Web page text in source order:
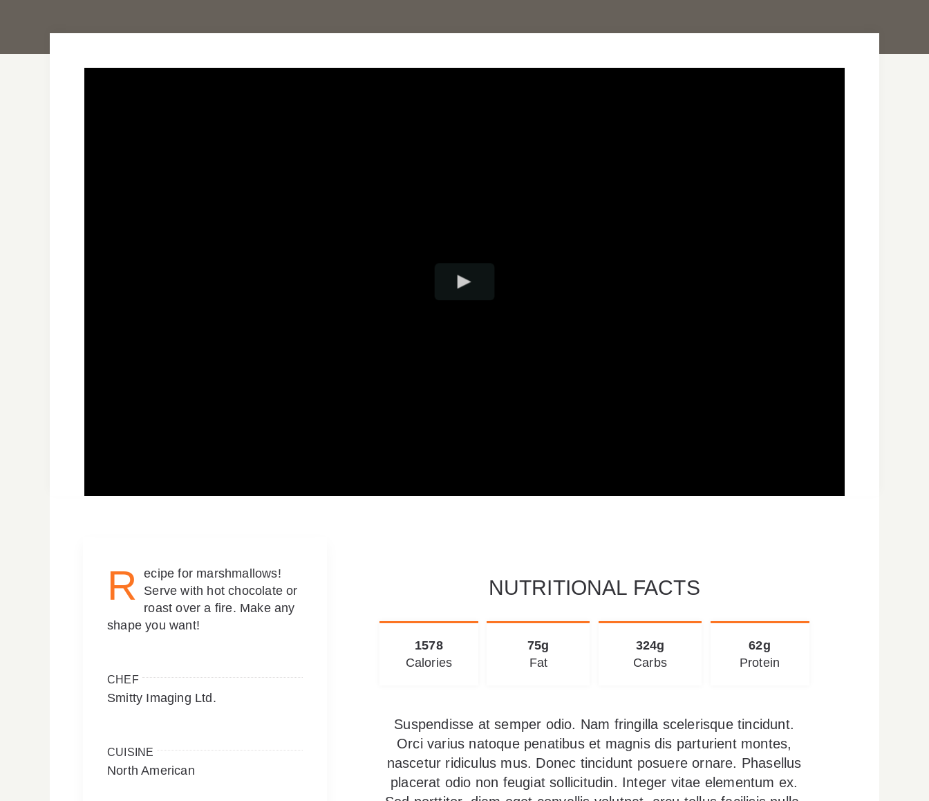
R
ecipe for marshmallows!
Serve with hot chocolate or
roast over a fire. Make any
shape you want!
CHEF
Smitty Imaging Ltd.
CUISINE
North American
NUTRITIONAL FACTS
1578
Calories
75g
Fat
324g
Carbs
62g
Protein
Suspendisse at semper odio. Nam fringilla scelerisque tincidunt.
Orci varius natoque penatibus et magnis dis parturient montes,
nascetur ridiculus mus. Donec tincidunt posuere ornare. Phasellus
placerat odio non feugiat sollicitudin. Integer vitae elementum ex.